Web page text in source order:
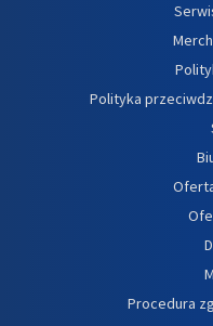
Polityka
Procedura